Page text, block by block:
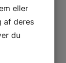
eller
af deres
du